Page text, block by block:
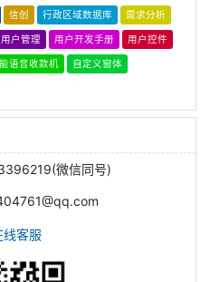
信创 行政区域数据库 需求分析
用户管理 用户开发手册 用户控件
语音收款机 自定义窗体
微信同号)
线客服